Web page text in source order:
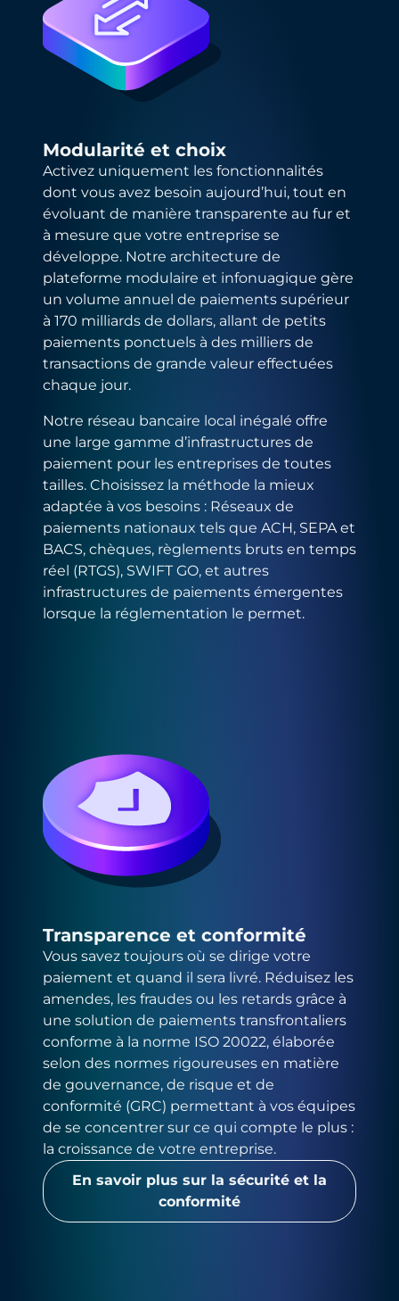
Modularité et choix
Activez uniquement les fonctionnalités
dont vous avez besoin aujourd’hui, tout en
évoluant de manière transparente au fur et
à mesure que votre entreprise se
développe. Notre architecture de
plateforme modulaire et infonuagique gère
un volume annuel de paiements supérieur
à 170 milliards de dollars, allant de petits
paiements ponctuels à des milliers de
transactions de grande valeur effectuées
chaque jour.
Notre réseau bancaire local inégalé offre
une large gamme d’infrastructures de
paiement pour les entreprises de toutes
tailles. Choisissez la méthode la mieux
adaptée à vos besoins : Réseaux de
paiements nationaux tels que ACH, SEPA et
BACS, chèques, règlements bruts en temps
réel (RTGS), SWIFT GO, et autres
infrastructures de paiements émergentes
lorsque la réglementation le permet.
Transparence et conformité
Vous savez toujours où se dirige votre
paiement et quand il sera livré. Réduisez les
amendes, les fraudes ou les retards grâce à
une solution de paiements transfrontaliers
conforme à la norme ISO 20022, élaborée
selon des normes rigoureuses en matière
de gouvernance, de risque et de
conformité (GRC) permettant à vos équipes
de se concentrer sur ce qui compte le plus :
la croissance de votre entreprise.
En savoir plus sur la sécurité et la
conformité